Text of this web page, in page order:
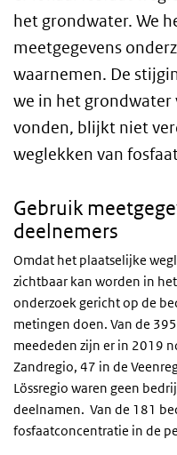
het grondwater. We
meetgegevens
waarnemen. De
we in het grondwater
vonden, blijkt niet
weglekken van
Gebruik
deelnemers
Omdat het plaatselijke
zichtbaar kan worden in
onderzoek gericht op de
metingen doen. Van de
meededen zijn er in 2019
Zandregio, 47 in de
Lössregio waren geen
deelnamen. Van de 181
fosfaatconcentratie in de